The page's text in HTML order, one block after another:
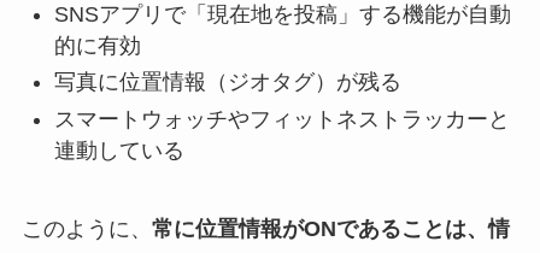
SNSアプリで「現在地を投稿」する機能が自動
的に有効
写真に位置情報（ジオタグ）が残る
スマートウォッチやフィットネストラッカーと
連動している
このように、 常に位置情報がONであることは、情